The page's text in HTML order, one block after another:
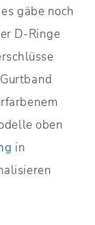
gäbe noch
D-Ringe
oben
in